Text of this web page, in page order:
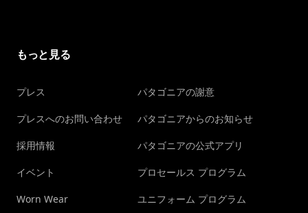
もっと見る
プレス
プレスへのお問い合わせ
採用情報
イベント
Worn Wear
パタゴニアの謝意
パタゴニアからのお知らせ
パタゴニアの公式アプリ
プロセールス プログラム
ユニフォーム プログラム